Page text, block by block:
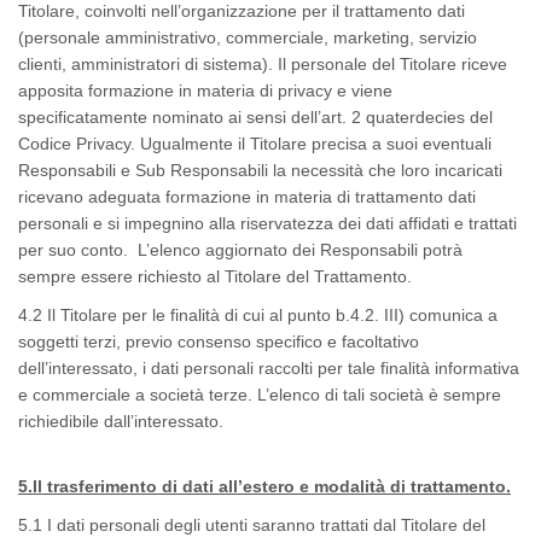
Titolare, coinvolti nell’organizzazione per il trattamento dati
(personale amministrativo, commerciale, marketing, servizio
clienti, amministratori di sistema). Il personale del Titolare riceve
apposita formazione in materia di privacy e viene
specificatamente nominato ai sensi dell’art. 2 quaterdecies del
Codice Privacy. Ugualmente il Titolare precisa a suoi eventuali
Responsabili e Sub Responsabili la necessità che loro incaricati
ricevano adeguata formazione in materia di trattamento dati
personali e si impegnino alla riservatezza dei dati affidati e trattati
per suo conto. L’elenco aggiornato dei Responsabili potrà
sempre essere richiesto al Titolare del Trattamento.
4.2 Il Titolare per le finalità di cui al punto b.4.2. III) comunica a
soggetti terzi, previo consenso specifico e facoltativo
dell’interessato, i dati personali raccolti per tale finalità informativa
e commerciale a società terze. L’elenco di tali società è sempre
richiedibile dall’interessato
5.Il trasferimento di dati all’estero e modalità di trattamento.
5.1 I dati personali degli utenti saranno trattati dal Titolare del